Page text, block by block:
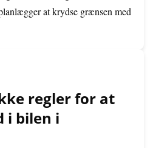
at krydse grænsen med
regler for at
i bilen i